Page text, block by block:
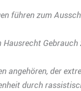
führen zum
angehören, der
durch